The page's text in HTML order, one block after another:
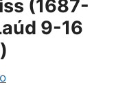
(1687-
9-16